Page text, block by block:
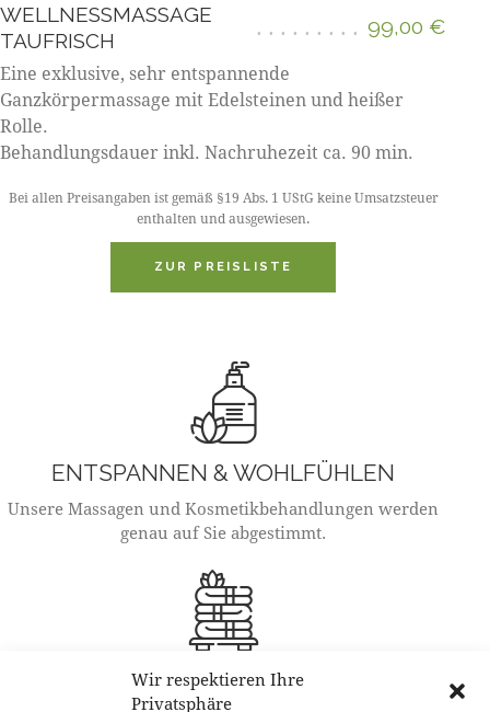
Wir respektieren Ihre
Privatsphäre
WELLNESSMASSAGE
TAUFRISCH
99,00 €
Eine exklusive, sehr entspannende
Ganzkörpermassage mit Edelsteinen und heißer
Rolle.
Behandlungsdauer inkl. Nachruhezeit ca. 90 min.
Bei allen Preisangaben ist gemäß §19 Abs. 1 UStG keine Umsatzsteuer
enthalten und ausgewiesen.
ZUR PREISLISTE
ENTSPANNEN & WOHLFÜHLEN
Unsere Massagen und Kosmetikbehandlungen werden
genau auf Sie abgestimmt.
ÖFFNUNGSZEITEN